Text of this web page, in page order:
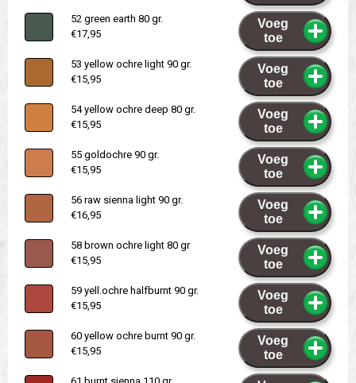
52 green earth 80 gr.
€17,95
Voeg
toe
53 yellow ochre light 90 gr.
€15,95
Voeg
toe
54 yellow ochre deep 80 gr.
€15,95
Voeg
toe
55 goldochre 90 gr.
€15,95
Voeg
toe
56 raw sienna light 90 gr.
€16,95
Voeg
toe
58 brown ochre light 80 gr
€15,95
Voeg
toe
59 yell.ochre halfburnt 90 gr.
€15,95
Voeg
toe
60 yellow ochre burnt 90 gr.
€15,95
Voeg
toe